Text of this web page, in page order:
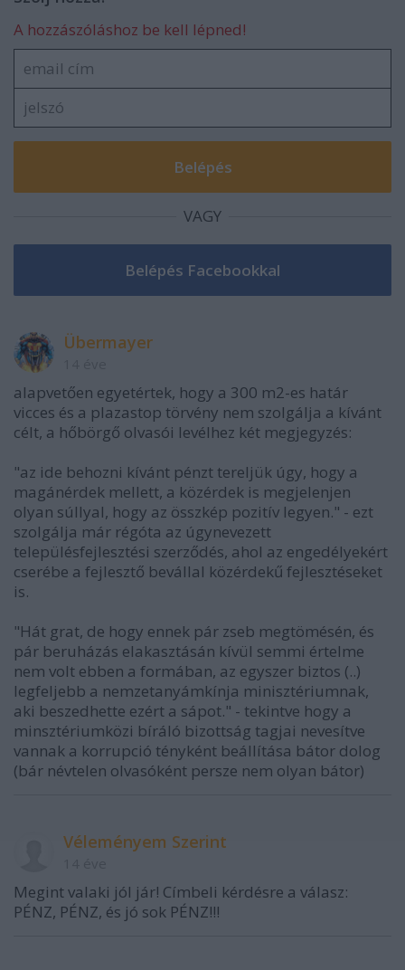
A hozzászóláshoz be kell lépned!
VAGY
Übermayer
alapvetően egyetértek, hogy a 300 m2-es határ
vicces és a plazastop törvény nem szolgálja a kívánt
célt, a hőbörgő olvasói levélhez két megjegyzés:
"az ide behozni kívánt pénzt tereljük úgy, hogy a
magánérdek mellett, a közérdek is megjelenjen
olyan súllyal, hogy az összkép pozitív legyen." - ezt
szolgálja már régóta az úgynevezett
településfejlesztési szerződés, ahol az engedélyekért
cserébe a fejlesztő bevállal közérdekű fejlesztéseket
is.
"Hát grat, de hogy ennek pár zseb megtömésén, és
pár beruházás elakasztásán kívül semmi értelme
nem volt ebben a formában, az egyszer biztos (..)
legfeljebb a nemzetanyámkínja minisztériumnak,
aki beszedhette ezért a sápot." - tekintve hogy a
minsztériumközi bíráló bizottság tagjai nevesítve
vannak a korrupció tényként beállítása bátor dolog
(bár névtelen olvasóként persze nem olyan bátor)
Véleményem Szerint
Megint valaki jól jár! Címbeli kérdésre a válasz:
PÉNZ, PÉNZ, és jó sok PÉNZ!!!